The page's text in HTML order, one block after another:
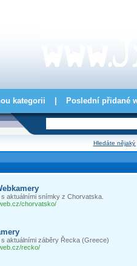
kategorii Poslední přidané
Hledáte nějaký
aktuálními snímky z Chorvatska.
chorvatsko/
aktuálními záběry Řecka (Greece)
recko/